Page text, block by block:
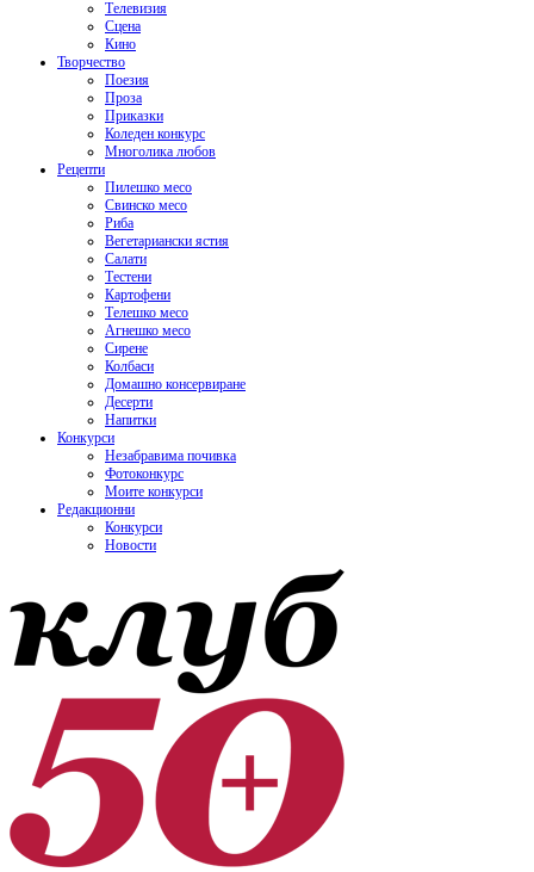
Телевизия
Сцена
Кино
Творчество
Поезия
Проза
Приказки
Коледен конкурс
Многолика любов
Рецепти
Пилешко месо
Свинско месо
Риба
Вегетариански ястия
Салати
Тестени
Картофени
Телешко месо
Агнешко месо
Сирене
Колбаси
Домашно консервиране
Десерти
Напитки
Конкурси
Незабравима почивка
Фотоконкурс
Моите конкурси
Редакционни
Конкурси
Новости